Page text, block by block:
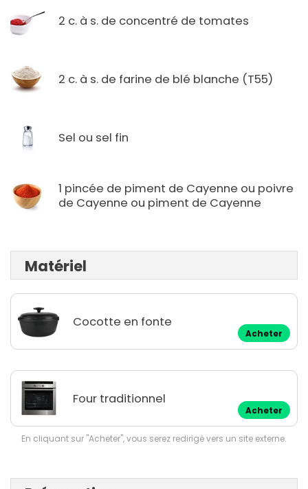
2 c. à s. de concentré de tomates
2 c. à s. de farine de blé blanche (T55)
Sel ou sel fin
1 pincée de piment de Cayenne ou poivre
de Cayenne ou piment de Cayenne
Matériel
Cocotte en fonte
Acheter
Four traditionnel
Acheter
En cliquant sur "Acheter", vous serez redirigé vers un site externe.